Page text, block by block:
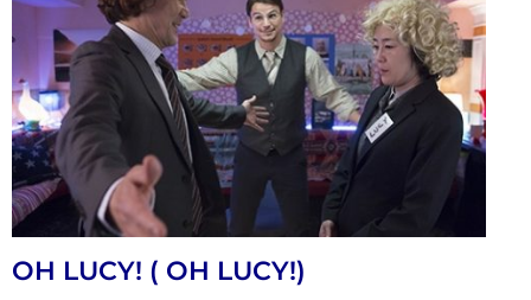
OH LUCY! ( OH LUCY!)